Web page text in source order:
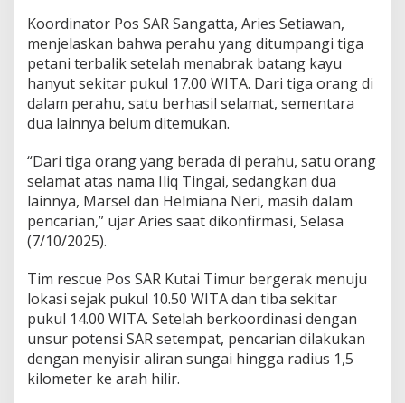
Koordinator Pos SAR Sangatta, Aries Setiawan,
menjelaskan bahwa perahu yang ditumpangi tiga
petani terbalik setelah menabrak batang kayu
hanyut sekitar pukul 17.00 WITA. Dari tiga orang di
dalam perahu, satu berhasil selamat, sementara
dua lainnya belum ditemukan.
“Dari tiga orang yang berada di perahu, satu orang
selamat atas nama Iliq Tingai, sedangkan dua
lainnya, Marsel dan Helmiana Neri, masih dalam
pencarian,” ujar Aries saat dikonfirmasi, Selasa
(7/10/2025).
Tim rescue Pos SAR Kutai Timur bergerak menuju
lokasi sejak pukul 10.50 WITA dan tiba sekitar
pukul 14.00 WITA. Setelah berkoordinasi dengan
unsur potensi SAR setempat, pencarian dilakukan
dengan menyisir aliran sungai hingga radius 1,5
kilometer ke arah hilir.